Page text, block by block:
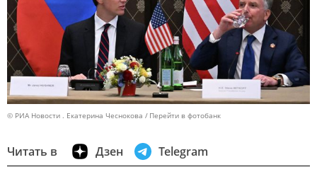
© РИА Новости . Екатерина Чеснокова Перейти в фотобанк
Читать в Дзен Telegram